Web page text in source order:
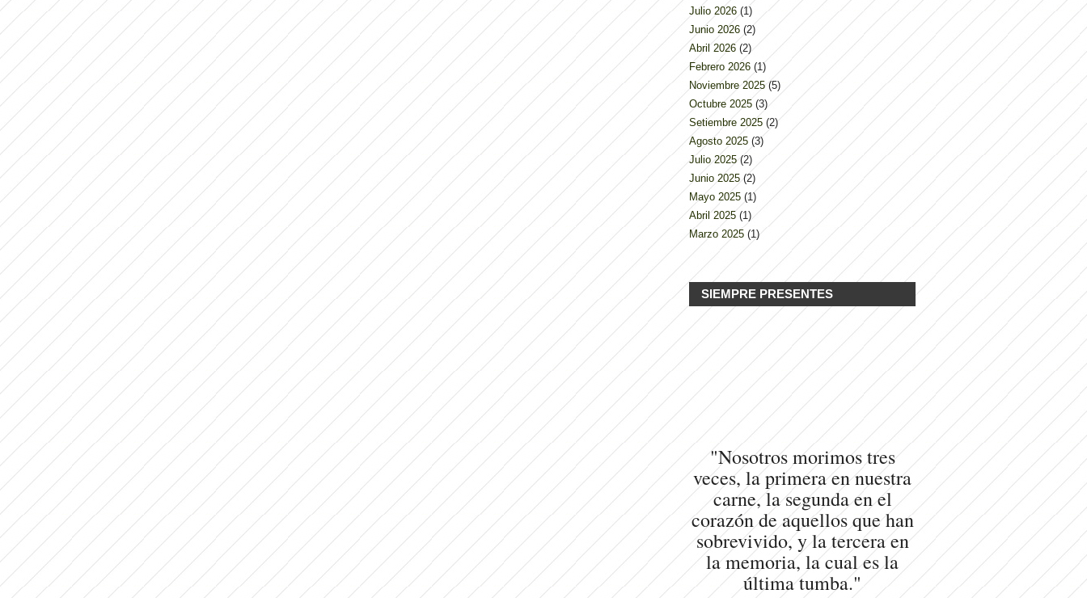
Julio 2026 (1)
Junio 2026 (2)
Abril 2026 (2)
Febrero 2026 (1)
Noviembre 2025 (5)
Octubre 2025 (3)
Setiembre 2025 (2)
Agosto 2025 (3)
Julio 2025 (2)
Junio 2025 (2)
Mayo 2025 (1)
Abril 2025 (1)
Marzo 2025 (1)
SIEMPRE PRESENTES
"Nosotros morimos tres
veces, la primera en nuestra
carne, la segunda en el
corazón de aquellos que han
sobrevivido, y la tercera en
la memoria, la cual es la
última tumba."